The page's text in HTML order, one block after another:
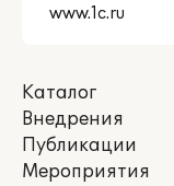
Каталог
Внедрения
Публикации
Мероприятия